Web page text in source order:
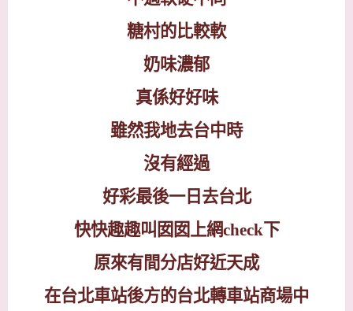
糖村的比較軟
奶味濃郁
真係好好味
雖然我地去台中時
沒有經過
好彩最後一日去台北
快快趣趣叫囡囡上網check下
原來有間分店好近天成
在台北車站後方的台北轉車站商場中